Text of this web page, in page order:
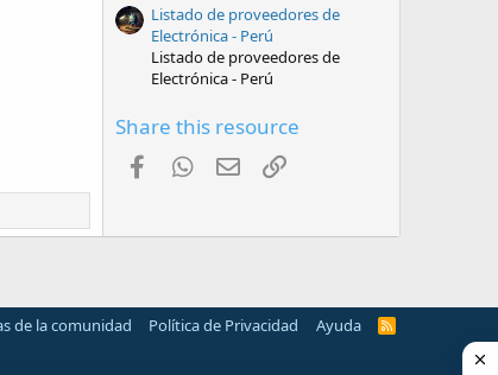
Listado de proveedores de
Electrónica - Perú
Listado de proveedores de
Electrónica - Perú
Share this resource
FacebookWhatsApp
Email
de la comunidad Política de Privacidad Ayuda
R